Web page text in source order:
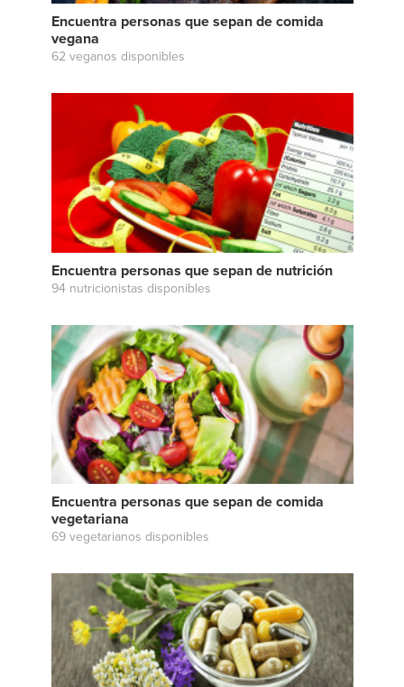
Encuentra personas que sepan de comida
vegana
62 veganos disponibles
Encuentra personas que sepan de nutrición
94 nutricionistas disponibles
Encuentra personas que sepan de comida
vegetariana
69 vegetarianos disponibles